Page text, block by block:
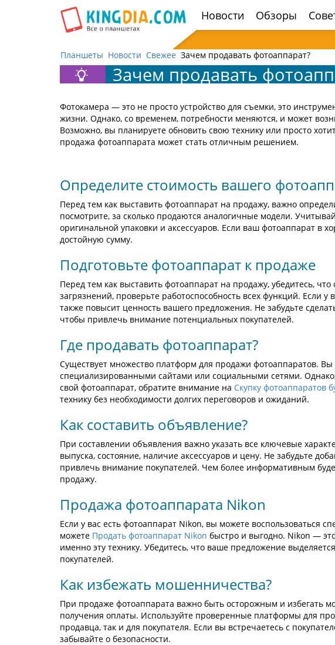
навигацию
Новости Обзоры
Планшеты Новости Свежее Зачем продавать фотоаппарат?
Зачем продавать
Фотокамера — это не просто устройство для съемки, это
жизни. Однако, со временем, потребности меняются, и может
Возможно, вы планируете обновить свою технику или просто
продажа фотоаппарата может стать отличным решением.
Определите стоимость вашего
Перед тем как выставить фотоаппарат на продажу, важно
посмотрите, за сколько продаются аналогичные модели.
оригинальной упаковки и аксессуаров. Если ваш фотоаппарат в
достойную сумму.
Подготовьте фотоаппарат к продаже
Перед тем как выставить фотоаппарат на продажу, убедитесь,
загрязнений, проверьте работоспособность всех функций. Если у
также повысит ценность вашего предложения. Не забудьте
чтобы привлечь внимание потенциальных покупателей.
Где продавать фотоаппарат?
Существует множество платформ для продажи фотоаппаратов.
специализированными сайтами или социальными сетями.
свой фотоаппарат, обратите внимание на Скупку фотоаппаратов
технику без необходимости долгих переговоров и ожиданий.
Как составить объявление?
При составлении объявления важно указать все ключевые
выпуска, состояние, наличие аксессуаров и цену. Не забудьте
привлечь внимание покупателей. Чем более информативным
продажу.
Продажа фотоаппарата Nikon
Если у вас есть фотоаппарат Nikon, вы можете
можете Продать фотоаппарат Nikon быстро и выгодно. Nikon —
именно эту технику. Убедитесь, что ваше предложение
покупателей.
Как избежать мошенничества?
При продаже фотоаппарата важно быть осторожным и избегать
получения оплаты. Используйте проверенные платформы для
продавца, так и для покупателя. Если вы встречаетесь с
забывайте о безопасности.